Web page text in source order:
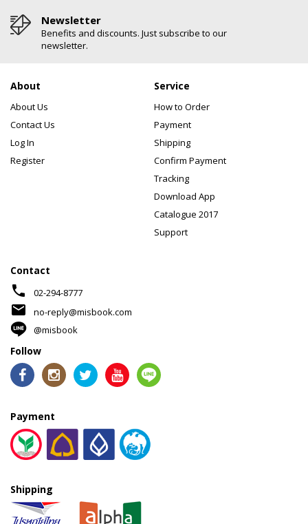
Newsletter
Benefits and discounts. Just subscribe to our
newsletter.
About
About Us
Contact Us
Log In
Register
Service
How to Order
Payment
Shipping
Confirm Payment
Tracking
Download App
Catalogue 2017
Support
Contact
phone 02-294-8777
mail
no-reply@misbook.com
@misbook
Follow
Payment
Shipping